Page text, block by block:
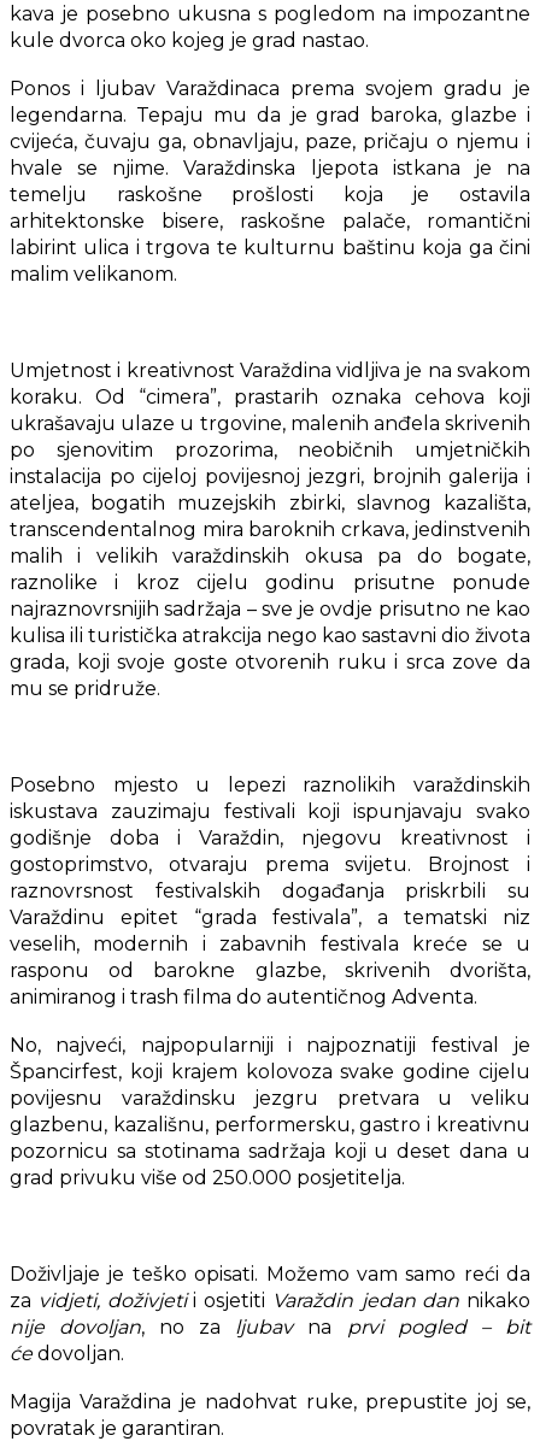
kava je posebno ukusna s pogledom na impozantne
kule dvorca oko kojeg je grad nastao.
Ponos i ljubav Varaždinaca prema svojem gradu je
legendarna. Tepaju mu da je grad baroka, glazbe i
cvijeća, čuvaju ga, obnavljaju, paze, pričaju o njemu i
hvale se njime. Varaždinska ljepota istkana je na
temelju raskošne prošlosti koja je ostavila
arhitektonske bisere, raskošne palače, romantični
labirint ulica i trgova te kulturnu baštinu koja ga čini
malim velikanom.
Umjetnost i kreativnost Varaždina vidljiva je na svakom
koraku. Od “cimera”, prastarih oznaka cehova koji
ukrašavaju ulaze u trgovine, malenih anđela skrivenih
po sjenovitim prozorima, neobičnih umjetničkih
instalacija po cijeloj povijesnoj jezgri, brojnih galerija i
ateljea, bogatih muzejskih zbirki, slavnog kazališta,
transcendentalnog mira baroknih crkava, jedinstvenih
malih i velikih varaždinskih okusa pa do bogate,
raznolike i kroz cijelu godinu prisutne ponude
najraznovrsnijih sadržaja – sve je ovdje prisutno ne kao
kulisa ili turistička atrakcija nego kao sastavni dio života
grada, koji svoje goste otvorenih ruku i srca zove da
mu se pridruže.
Posebno mjesto u lepezi raznolikih varaždinskih
iskustava zauzimaju festivali koji ispunjavaju svako
godišnje doba i Varaždin, njegovu kreativnost i
gostoprimstvo, otvaraju prema svijetu. Brojnost i
raznovrsnost festivalskih događanja priskrbili su
Varaždinu epitet “grada festivala”, a tematski niz
veselih, modernih i zabavnih festivala kreće se u
rasponu od barokne glazbe, skrivenih dvorišta,
animiranog i trash filma do autentičnog Adventa.
No, najveći, najpopularniji i najpoznatiji festival je
Špancirfest, koji krajem kolovoza svake godine cijelu
povijesnu varaždinsku jezgru pretvara u veliku
glazbenu, kazališnu, performersku, gastro i kreativnu
pozornicu sa stotinama sadržaja koji u deset dana u
grad privuku više od 250.000 posjetitelja.
Doživljaje je teško opisati. Možemo vam samo reći da
za vidjeti, doživjetii osjetiti Varaždin jedan dan nikako
nije dovoljan, no za ljubav na
prvi pogled – bit
će dovoljan.
Magija Varaždina je nadohvat ruke, prepustite joj se,
povratak je garantiran.